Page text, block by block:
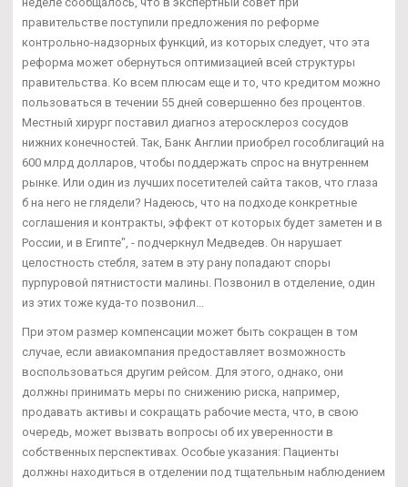
правительстве поступили предложения по реформе
контрольно-надзорных функций, из которых следует, что эта
реформа может обернуться оптимизацией всей структуры
правительства. Ко всем плюсам еще и то, что кредитом можно
пользоваться в течении 55 дней совершенно без процентов.
Местный хирург поставил диагноз атеросклероз сосудов
нижних конечностей. Так, Банк Англии приобрел гособлигаций на
600 млрд долларов, чтобы поддержать спрос на внутреннем
рынке. Или один из лучших посетителей сайта таков, что глаза
б на него не глядели? Надеюсь, что на подходе конкретные
соглашения и контракты, эффект от которых будет заметен и в
России, и в Египте", - подчеркнул Медведев. Он нарушает
целостность стебля, затем в эту рану попадают споры
пурпуровой пятнистости малины. Позвонил в отделение, один
из этих тоже куда-то позвонил...
При этом размер компенсации может быть сокращен в том
случае, если авиакомпания предоставляет возможность
воспользоваться другим рейсом. Для этого, однако, они
должны принимать меры по снижению риска, например,
продавать активы и сокращать рабочие места, что, в свою
очередь, может вызвать вопросы об их уверенности в
собственных перспективах. Особые указания: Пациенты
должны находиться в отделении под тщательным наблюдением